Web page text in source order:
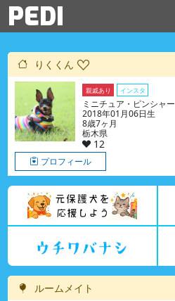
PEDI
りくくん
親戚あり インスタ
ミニチュア・ピンシャー
2018年01月06日生
8歳7ヶ月
栃木県
12
プロフィール
ルームメイト